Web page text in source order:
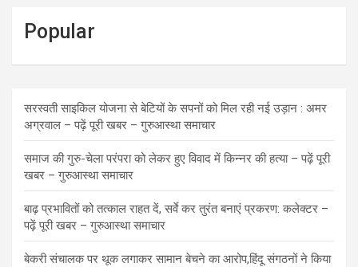
Popular
सरस्वती साइकिल योजना से बेटियों के सपनों को मिल रही नई उड़ान : अमर
अग्रवाल – पढ़ें पूरी खबर – गुरुआस्था समाचार
समाज की गुरु-चेला परंपरा को लेकर हुए विवाद में किन्नर की हत्या – पढ़ें पूरी
खबर – गुरुआस्था समाचार
बाढ़ प्रभावितों को तत्काल राहत दें, सर्वे कर तुरंत बनाएं प्रकरण: कलेक्टर –
पढ़ें पूरी खबर – गुरुआस्था समाचार
बेकरी संचालक पर थूक लगाकर सामान बेचने का आरोप,हिंदू संगठनों ने किया